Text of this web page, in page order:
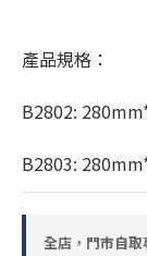
產品規格：
B2802:
B2803:
全店，門市自